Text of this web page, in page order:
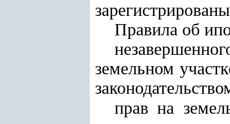
Правила об
земельном
правна